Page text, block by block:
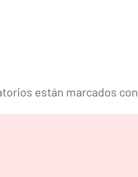
están marcados con